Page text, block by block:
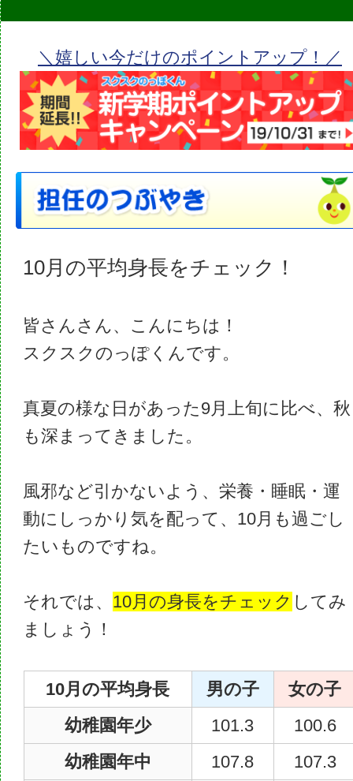
＼嬉しい今だけのポイントアップ！／
10月の平均身長をチェック！
皆さんさん、こんにちは！
スクスクのっぽくんです。
真夏の様な日があった9月上旬に比べ、秋
も深まってきました。
風邪など引かないよう、栄養・睡眠・運
動にしっかり気を配って、10月も過ごし
たいものですね。
それでは、 10月の身長をチェック してみ
ましょう！
10月の平均身長 男の子
女の子
幼稚園年少
101.3
100.6
幼稚園年中
107.8
107.3